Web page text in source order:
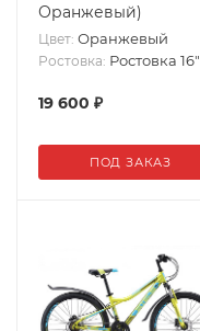
Оранжевый)
Цвет: Оранжевый
Ростовка: Ростовка 16"
19 600 ₽
ПОД ЗАКАЗ